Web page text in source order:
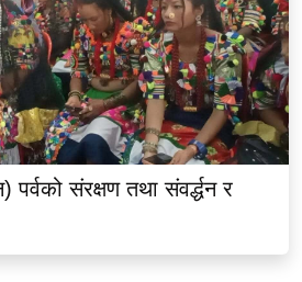
संरक्षण तथा संवर्द्धन र